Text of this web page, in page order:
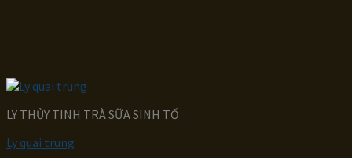
LY THỦY TINH TRÀ SỮA SINH TỐ
Ly quai trung